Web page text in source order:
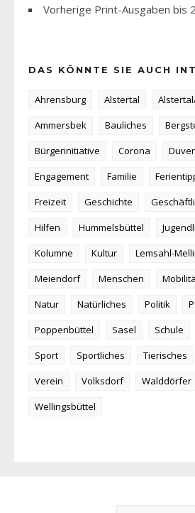
Vorherige Print-Ausgaben bis
DAS KÖNNTE SIE AUCH
Ahrensburg Alstertal
Ammersbek
Bauliches
Bürgerinitiative
Corona
Engagement
Familie
Freizeit
Geschichte
Hilfen
Hummelsbüttel
Kolumne
Kultur
Lemsahl-
Meiendorf
Menschen
Natur
Natürliches Politik
Poppenbüttel
Sasel Schule
Sport
Sportliches Tierisches
Verein
Volksdorf Walddörfer
Wellingsbüttel